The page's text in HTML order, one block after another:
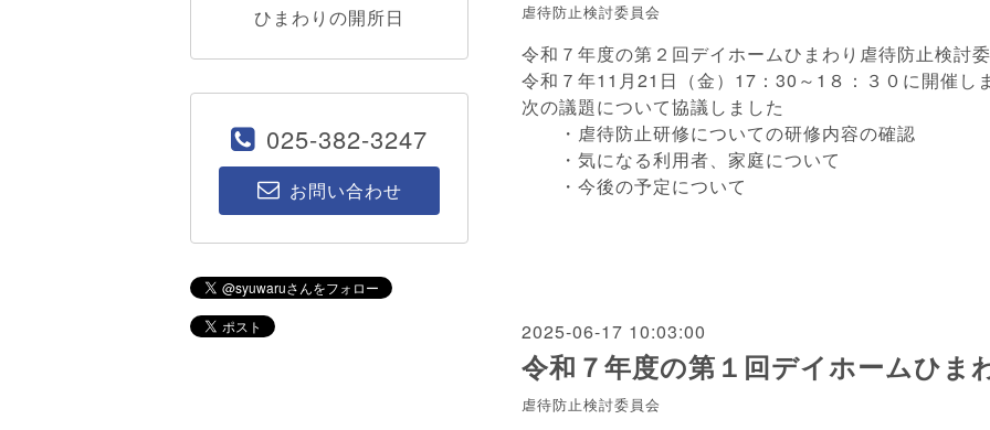
虐待防止検討委員会
令和７年度の第２回デイホームひまわり虐待防止検討
令和７年11月21日（金）17：30～1８：３０に開催し
次の議題について協議しました
・虐待防止研修についての研修内容の確認
・気になる利用者、家庭について
・今後の予定について
2025-06-17 10:03:00
令和７年度の第１回デイホームひま
虐待防止検討委員会
ひまわりの開所日
025-382-3247
お問い合わせ